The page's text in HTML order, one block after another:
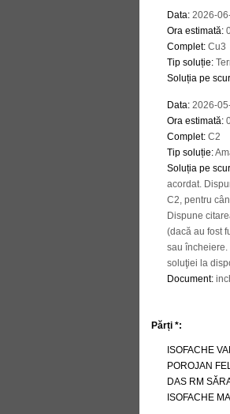
Data: 2026-
Ora estimată:
Complet: Cu3
Tip soluție:
Soluția pe
Data: 2026-
Ora estimată:
Complet: C2
Tip soluție:
Soluția pe
acordat.
C2, pentru
Dispune
(dacă au fost
sau încheiere.
soluţiei la
Document:
Părți *:
ISOFACHE
POROJAN
DAS RM
ISOFACHE